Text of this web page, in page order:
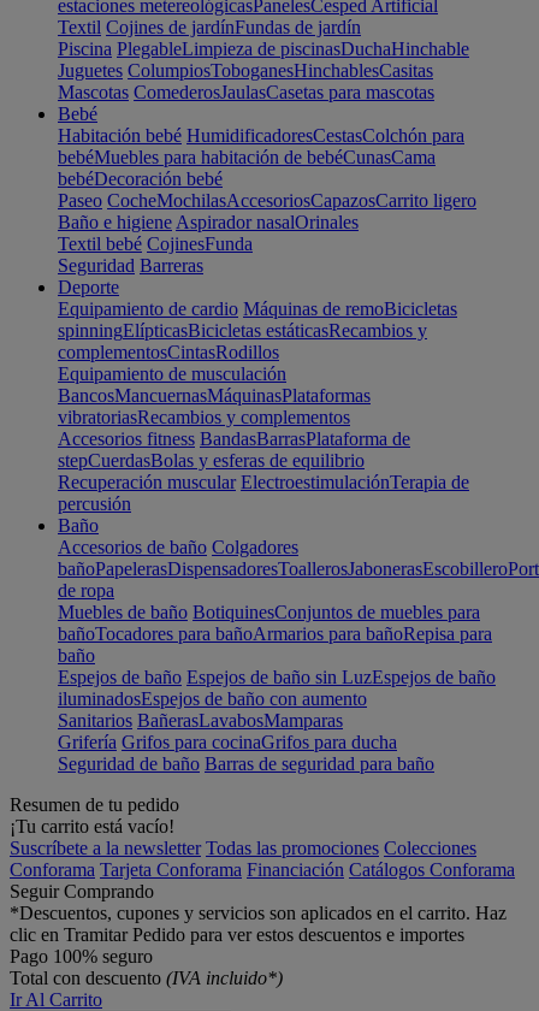
estaciones metereológicasPanelesCesped Artificial
Textil Cojines de jardínFundas de jardín
Piscina PlegableLimpieza de piscinasDuchaHinchable
Juguetes ColumpiosToboganesHinchablesCasitas
Mascotas ComederosJaulasCasetas para mascotas
Bebé
Habitación bebé HumidificadoresCestasColchón para
bebéMuebles para habitación de bebéCunasCama
bebéDecoración bebé
Paseo CocheMochilasAccesoriosCapazosCarrito ligero
Baño e higiene Aspirador nasalOrinales
Textil bebé CojinesFunda
Seguridad Barreras
Deporte
Equipamiento de cardio Máquinas de remoBicicletas
spinningElípticasBicicletas estáticasRecambios y
complementosCintasRodillos
Equipamiento de musculación
BancosMancuernasMáquinasPlataformas
vibratoriasRecambios y complementos
Accesorios fitness BandasBarrasPlataforma de
stepCuerdasBolas y esferas de equilibrio
Recuperación muscular ElectroestimulaciónTerapia de
percusión
Baño
Accesorios de baño Colgadores
bañoPapelerasDispensadoresToallerosJabonerasEscobillero
de ropa
Muebles de baño BotiquinesConjuntos de muebles para
bañoTocadores para bañoArmarios para bañoRepisa para
baño
Espejos de baño Espejos de baño sin LuzEspejos de baño
iluminadosEspejos de baño con aumento
Sanitarios BañerasLavabosMamparas
Grifería Grifos para cocinaGrifos para ducha
Seguridad de baño Barras de seguridad para baño
Resumen de tu pedido
¡Tu carrito está vacío!
Suscríbete a la newsletter Todas las promociones Colecciones
Conforama Tarjeta Conforama Financiación Catálogos Conforama
Seguir Comprando
*Descuentos, cupones y servicios son aplicados en el carrito. Haz
clic en Tramitar Pedido para ver estos descuentos e importes
Pago 100% seguro
Total con descuento (IVA incluido*)
Ir Al Carrito